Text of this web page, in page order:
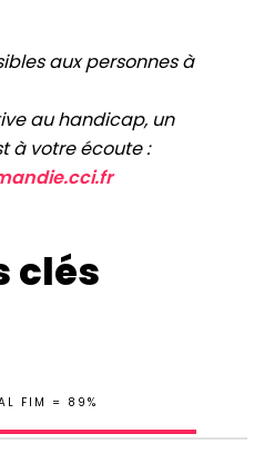
aux personnes à
au handicap, un
à votre écoute :
clés
FIM = 89%